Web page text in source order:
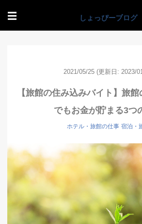
☰
2021/05/25 (更新日: 2023/
【旅館の住み込みバイト】旅
でもお金が貯まる3つ
ホテル・旅館の仕事 宿泊・